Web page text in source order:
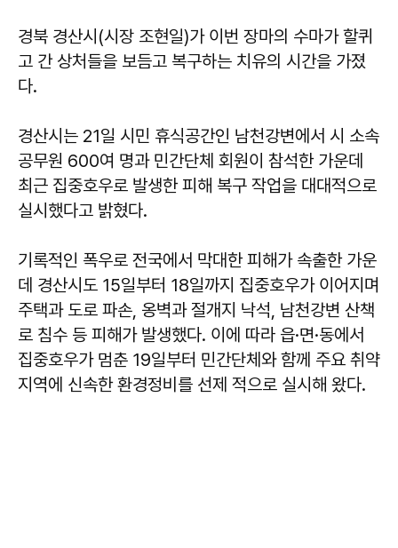
경북 경산시(시장 조현일)가 이번 장마의 수마가 할퀴
고 간 상처들을 보듬고 복구하는 치유의 시간을 가졌
다.
경산시는 21일 시민 휴식공간인 남천강변에서 시 소속
공무원 600여 명과 민간단체 회원이 참석한 가운데
최근 집중호우로 발생한 피해 복구 작업을 대대적으로
실시했다고 밝혔다.
기록적인 폭우로 전국에서 막대한 피해가 속출한 가운
데 경산시도 15일부터 18일까지 집중호우가 이어지며
주택과 도로 파손, 옹벽과 절개지 낙석, 남천강변 산책
로 침수 등 피해가 발생했다. 이에 따라 읍·면·동에서
집중호우가 멈춘 19일부터 민간단체와 함께 주요 취약
지역에 신속한 환경정비를 선제 적으로 실시해 왔다.